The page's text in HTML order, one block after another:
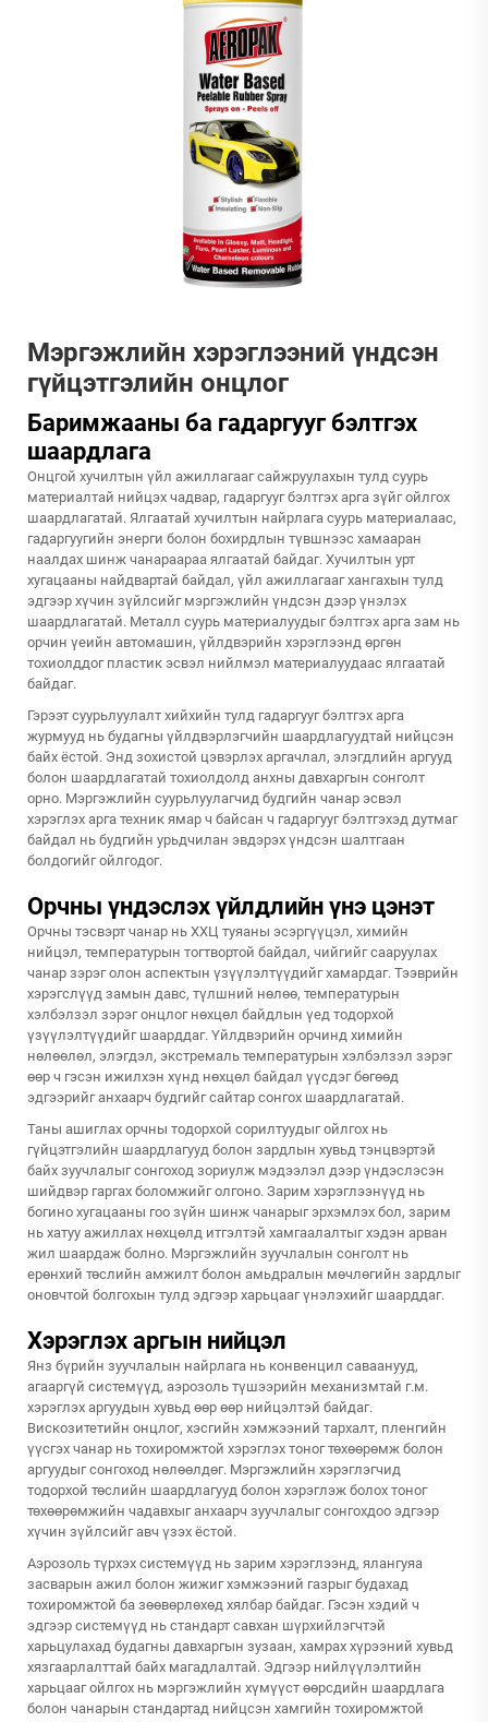
Мэргэжлийн хэрэглээний үндсэн
гүйцэтгэлийн онцлог
Баримжааны ба гадаргууг бэлтгэх
шаардлага
Онцгой хучилтын үйл ажиллагааг сайжруулахын тулд суурь
материалтай нийцэх чадвар, гадаргууг бэлтгэх арга зүйг ойлгох
шаардлагатай. Ялгаатай хучилтын найрлага суурь материалаас,
гадаргуугийн энерги болон бохирдлын түвшнээс хамааран
наалдах шинж чанараараа ялгаатай байдаг. Хучилтын урт
хугацааны найдвартай байдал, үйл ажиллагааг хангахын тулд
эдгээр хүчин зүйлсийг мэргэжлийн үндсэн дээр үнэлэх
шаардлагатай. Металл суурь материалуудыг бэлтгэх арга зам нь
орчин үеийн автомашин, үйлдвэрийн хэрэглээнд өргөн
тохиолддог пластик эсвэл нийлмэл материалуудаас ялгаатай
байдаг.
Гэрээт суурьлуулалт хийхийн тулд гадаргууг бэлтгэх арга
журмууд нь будагны үйлдвэрлэгчийн шаардлагуудтай нийцсэн
байх ёстой. Энд зохистой цэвэрлэх аргачлал, элэгдлийн аргууд
болон шаардлагатай тохиолдолд анхны давхаргын сонголт
орно. Мэргэжлийн суурьлуулагчид будгийн чанар эсвэл
хэрэглэх арга техник ямар ч байсан ч гадаргууг бэлтгэхэд дутмаг
байдал нь будгийн урьдчилан эвдэрэх үндсэн шалтгаан
болдогийг ойлгодог.
Орчны үндэслэх үйлдлийн үнэ цэнэт
Орчны тэсвэрт чанар нь ХХЦ туяаны эсэргүүцэл, химийн
нийцэл, температурын тогтвортой байдал, чийгийг сааруулах
чанар зэрэг олон аспектын үзүүлэлтүүдийг хамардаг. Тээврийн
хэрэгслүүд замын давс, түлшний нөлөө, температурын
хэлбэлзэл зэрэг онцлог нөхцөл байдлын үед тодорхой
үзүүлэлтүүдийг шаарддаг. Үйлдвэрийн орчинд химийн
нөлөөлөл, элэгдэл, экстремаль температурын хэлбэлзэл зэрэг
өөр ч гэсэн ижилхэн хүнд нөхцөл байдал үүсдэг бөгөөд
эдгээрийг анхаарч будгийг сайтар сонгох шаардлагатай.
Таны ашиглах орчны тодорхой сорилтуудыг ойлгох нь
гүйцэтгэлийн шаардлагууд болон зардлын хувьд тэнцвэртэй
байх зуучлалыг сонгоход зориулж мэдээлэл дээр үндэслэсэн
шийдвэр гаргах боломжийг олгоно. Зарим хэрэглээнүүд нь
богино хугацааны гоо зүйн шинж чанарыг эрхэмлэх бол, зарим
нь хатуу ажиллах нөхцөлд итгэлтэй хамгаалалтыг хэдэн арван
жил шаардаж болно. Мэргэжлийн зуучлалын сонголт нь
ерөнхий төслийн амжилт болон амьдралын мөчлөгийн зардлыг
оновчтой болгохын тулд эдгээр харьцааг үнэлэхийг шаарддаг.
Хэрэглэх аргын нийцэл
Янз бүрийн зуучлалын найрлага нь конвенцил саваанууд,
агааргүй системүүд, аэрозоль түшээрийн механизмтай г.м.
хэрэглэх аргуудын хувьд өөр өөр нийцэлтэй байдаг.
Вискозитетийн онцлог, хэсгийн хэмжээний тархалт, пленгийн
үүсгэх чанар нь тохиромжтой хэрэглэх тоног төхөөрөмж болон
аргуудыг сонгоход нөлөөлдөг. Мэргэжлийн хэрэглэгчид
тодорхой төслийн шаардлагууд болон хэрэглэж болох тоног
төхөөрөмжийн чадавхыг анхаарч зуучлалыг сонгохдоо эдгээр
хүчин зүйлсийг авч үзэх ёстой.
Аэрозоль түрхэх системүүд нь зарим хэрэглээнд, ялангуяа
засварын ажил болон жижиг хэмжээний газрыг будахад
тохиромжтой ба зөөвөрлөхөд хялбар байдаг. Гэсэн хэдий ч
эдгээр системүүд нь стандарт савхан шүрхийлэгчтэй
харьцулахад будагны давхаргын зузаан, хамрах хүрээний хувьд
хязгаарлалттай байх магадлалтай. Эдгээр нийлүүлэлтийн
харьцааг ойлгох нь мэргэжлийн хүмүүст өөрсдийн шаардлага
болон чанарын стандартад нийцсэн хамгийн тохиромжтой